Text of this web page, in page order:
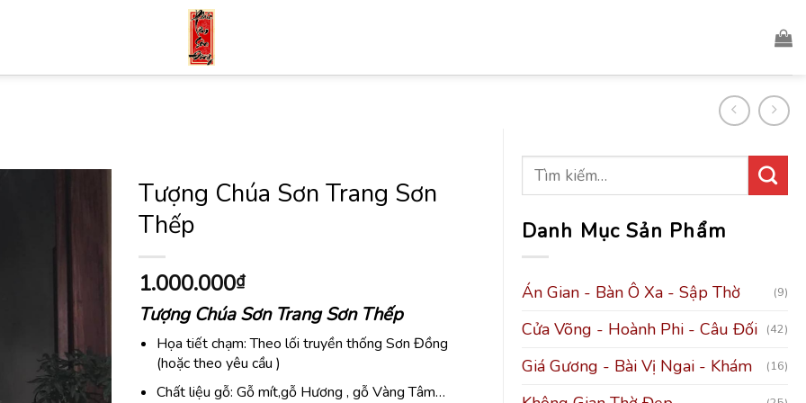
Danh Mục Sản Phẩm
Án Gian - Bàn Ô Xa - Sập Thờ (9)
Cửa Võng - Hoành Phi - Câu Đối (42)
Giá Gương - Bài Vị Ngai - Khám (16)
Tượng Chúa Sơn Trang Sơn
Thếp
1.000.000₫
Tượng Chúa Sơn Trang Sơn Thếp
Họa tiết chạm: Theo lối truyền thống Sơn Đồng
(hoặc theo yêu cầu )
Chất liệu gỗ: Gỗ mít,gỗ Hương , gỗ Vàng Tâm…